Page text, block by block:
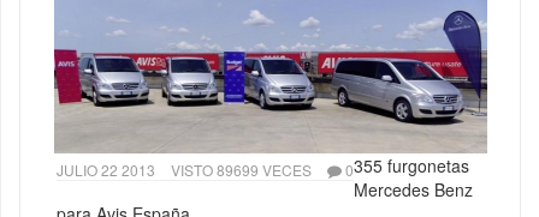
JULIO 22 2013 VISTO 89699 VECES 0355 furgonetas
Mercedes Benz